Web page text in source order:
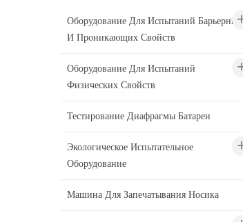
Оборудование Для Испытаний Барьерных
И Проникающих Свойств
Оборудование Для Испытаний
Физических Свойств
Тестирование Диафрагмы Батареи
Экологическое Испытательное
Оборудование
Машина Для Запечатывания Носика